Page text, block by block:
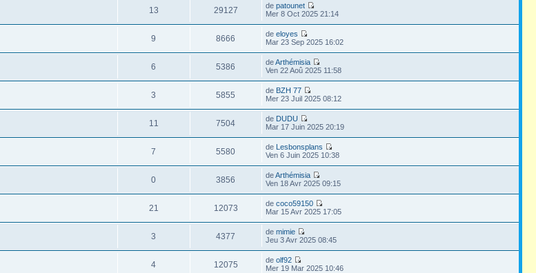
13 29127 depatounet
Mer 8 Oct 2025 21:14
9 8666 deeloyes
Mar 23 Sep 2025 16:02
6 5386 deArthémisia
Ven 22 Aoû 2025 11:58
3 5855 de BZH 77
Mer 23 Juil 2025 08:12
11 7504 de DUDU
Mar 17 Juin 2025 20:19
7 5580 de Lesbonsplans
Ven 6 Juin 2025 10:38
0 3856 deArthémisia
Ven 18 Avr 2025 09:15
21 12073 decoco59150
Mar 15 Avr 2025 17:05
3 4377 demimie
Jeu 3 Avr 2025 08:45
4 12075 deolf92
Mer 19 Mar 2025 10:46